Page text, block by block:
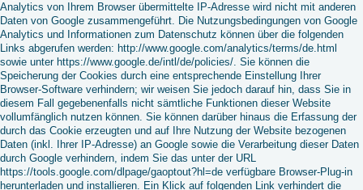
Analytics von Ihrem Browser übermittelte IP-Adresse wird nicht mit anderen
Daten von Google zusammengeführt. Die Nutzungsbedingungen von Google
Analytics und Informationen zum Datenschutz können über die folgenden
Links abgerufen werden: http://www.google.com/analytics/terms/de.html
sowie unter https://www.google.de/intl/de/policies/. Sie können die
Speicherung der Cookies durch eine entsprechende Einstellung Ihrer
Browser-Software verhindern; wir weisen Sie jedoch darauf hin, dass Sie in
diesem Fall gegebenenfalls nicht sämtliche Funktionen dieser Website
vollumfänglich nutzen können. Sie können darüber hinaus die Erfassung der
durch das Cookie erzeugten und auf Ihre Nutzung der Website bezogenen
Daten (inkl. Ihrer IP-Adresse) an Google sowie die Verarbeitung dieser Daten
durch Google verhindern, indem Sie das unter der URL
https://tools.google.com/dlpage/gaoptout?hl=de verfügbare Browser-Plug-in
herunterladen und installieren. Ein Klick auf folgenden Link verhindert die